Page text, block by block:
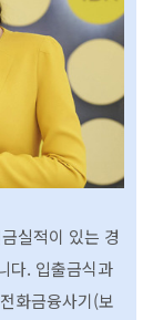
실적이 있는 경
다. 입출금식과
화금융사기(보